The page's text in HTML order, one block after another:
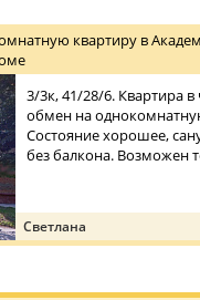
квартиру в
3/3к, 41/28/6. Квартира
обмен на
Состояние хорошее,
без балкона. Возможен
Светлана